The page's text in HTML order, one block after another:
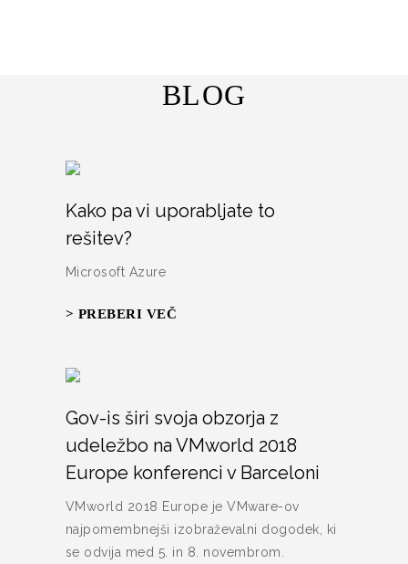
BLOG
Kako pa vi uporabljate to
rešitev?
Microsoft Azure
> PREBERI VEČ
Gov-is širi svoja obzorja z
udeležbo na VMworld 2018
Europe konferenci v Barceloni
VMworld 2018 Europe je VMware-ov
najpomembnejši izobraževalni dogodek, ki
se odvija med 5. in 8. novembrom.